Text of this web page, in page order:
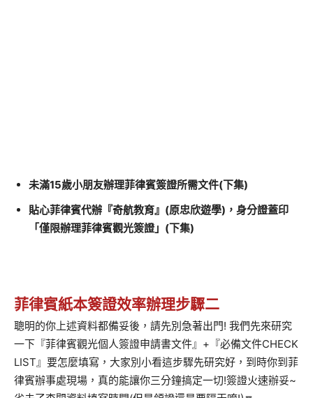
未滿15歲小朋友辦理菲律賓簽證所需文件(下集)
貼心菲律賓代辦『奇航教育』(原忠欣遊學)，身分證蓋印
「僅限辦理菲律賓觀光簽證」(下集)
菲律賓紙本簽證效率辦理步驟二
聰明的你上述資料都備妥後，請先別急著出門! 我們先來研究
一下『菲律賓觀光個人簽證申請書文件』+『必備文件CHECK
LIST』要怎麼填寫，大家別小看這步驟先研究好，到時你到菲
律賓辦事處現場，真的能讓你三分鐘搞定一切!簽證火速辦妥~